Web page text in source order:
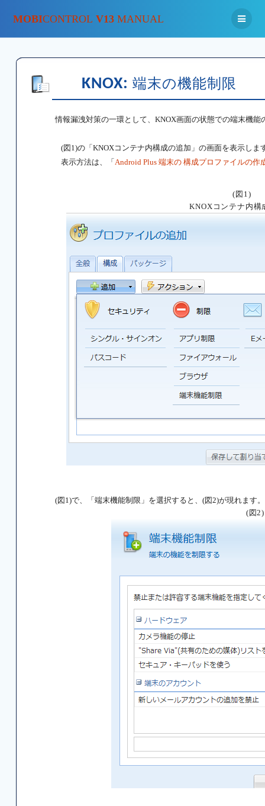
MOBICONTROL V13 MANUAL
KNOX: 端末の機能制限
情報漏洩対策の一環として、KNOX画面の状態での端末機能
(図1)の「KNOXコンテナ内構成の追加」の画面を表示しま
表示方法は、「 Android Plus 端末の 構成プロファイルの作
(図1)
KNOXコンテナ内構
(図1)で、「端末機能制限」を選択すると、(図2)が現れます。
(図2)